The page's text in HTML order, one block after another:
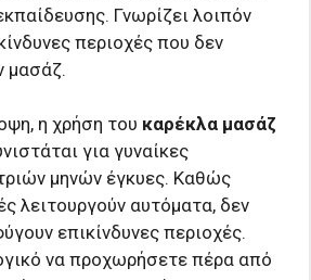
Γνωρίζει λοιπόν
περιοχές που δεν
μασάζ.
η χρήση του καρέκλα μασάζ
για γυναίκες
μηνών έγκυες. Καθώς
λειτουργούν αυτόματα, δεν
επικίνδυνες περιοχές.
να προχωρήσετε πέρα ​​από